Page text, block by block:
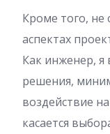
Кроме того, не
аспектах
Как инженер, я
решения,
воздействие
касается